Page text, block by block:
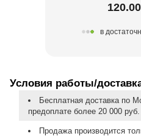
в
Условия работы/
Бесплатная доставка по
предоплате более 20 000 руб.
Продажа производится